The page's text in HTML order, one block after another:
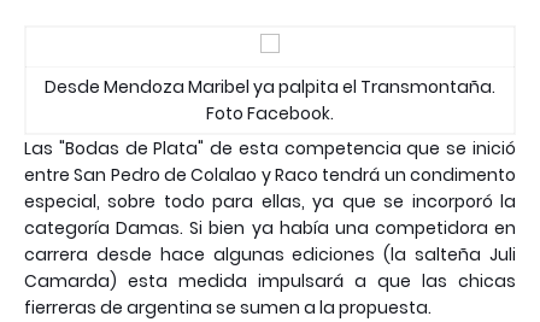
Desde Mendoza Maribel ya palpita el Transmontaña.
Foto Facebook.
Las "Bodas de Plata" de esta competencia que se inició
entre San Pedro de Colalao y Raco tendrá un condimento
especial, sobre todo para ellas, ya que se incorporó la
categoría Damas. Si bien ya había una competidora en
carrera desde hace algunas ediciones (la salteña Juli
Camarda) esta medida impulsará a que las chicas
fierreras de argentina se sumen a la propuesta.